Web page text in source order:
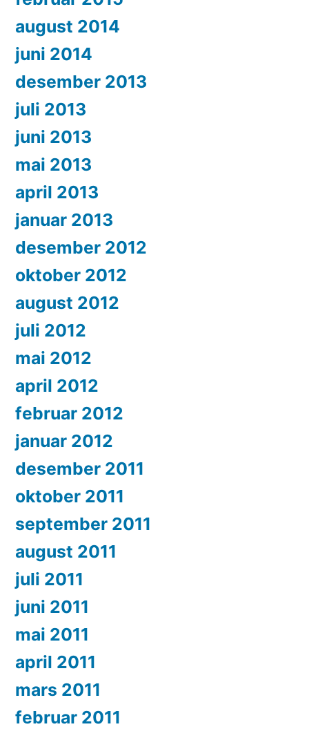
august 2014
juni 2014
desember 2013
juli 2013
juni 2013
mai 2013
april 2013
januar 2013
desember 2012
oktober 2012
august 2012
juli 2012
mai 2012
april 2012
februar 2012
januar 2012
desember 2011
oktober 2011
september 2011
august 2011
juli 2011
juni 2011
mai 2011
april 2011
mars 2011
februar 2011